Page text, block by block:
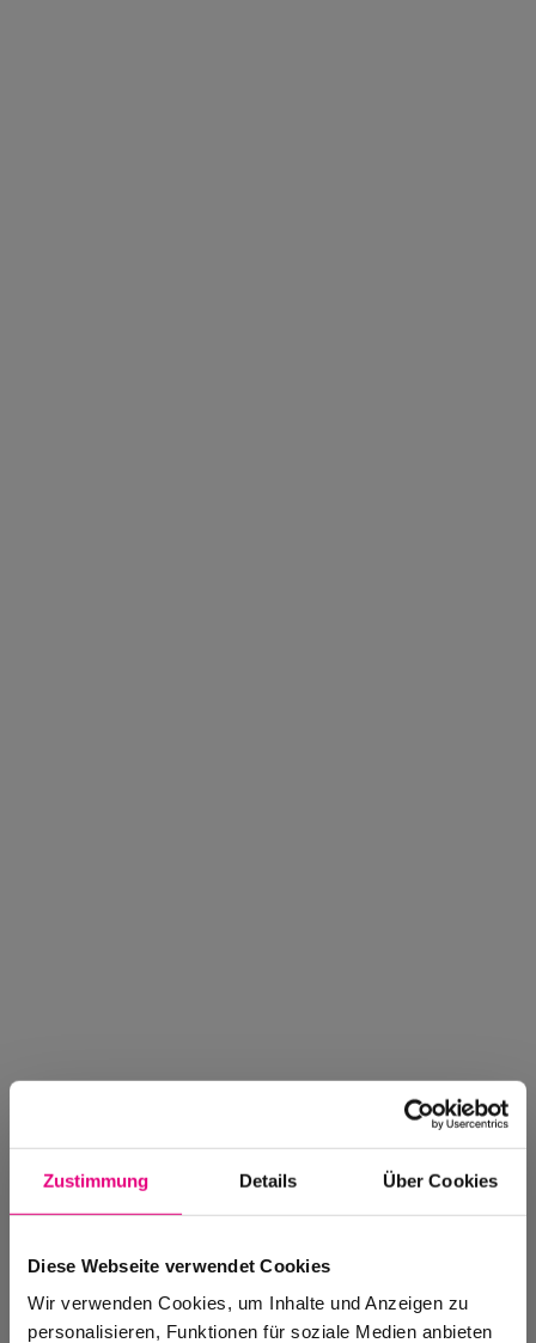
Zustimmung Details Über Cookies
Diese Webseite verwendet Cookies
Wir verwenden Cookies, um Inhalte und Anzeigen zu
personalisieren, Funktionen für soziale Medien anbieten